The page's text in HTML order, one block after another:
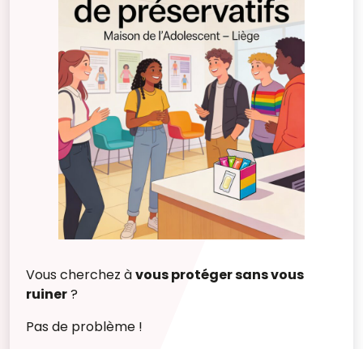
Vous cherchez àvous protéger sans vous
ruiner?
Pas de problème !